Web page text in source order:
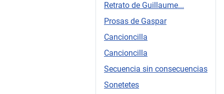
Retrato de Guillaume...
Prosas de Gaspar
Cancioncilla
Cancioncilla
Secuencia sin consecuencias
Sonetetes